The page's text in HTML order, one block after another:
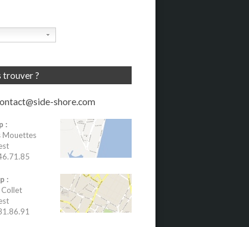
trouver ?
shore.com
:
Mouettes
:
Collet